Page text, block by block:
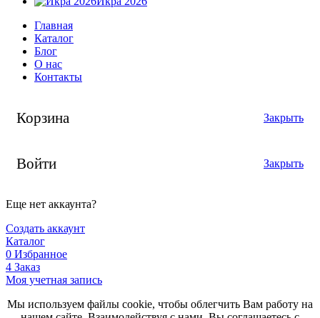
Главная
Каталог
Блог
О нас
Контакты
Корзина Закрыть
Войти Закрыть
Еще нет аккаунта?
Создать аккаунт
Каталог
0 Избранное
4 Заказ
Моя учетная запись
Мы используем файлы cookie, чтобы облегчить Вам работу на